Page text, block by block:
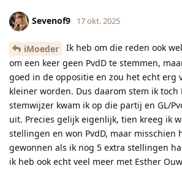
Sevenof9 17 okt. 2025
iMoeder
Ik heb om die reden ook
om een keer geen PvdD te stemmen,
goed in de oppositie en zou het echt erg
kleiner worden. Dus daarom stem ik toch
stemwijzer kwam ik op die partij en GL/
uit. Precies gelijk eigenlijk, tien kreeg ik
stellingen en won PvdD, maar misschien
gewonnen als ik nog 5 extra stellingen
ik heb ook echt veel meer met Esther